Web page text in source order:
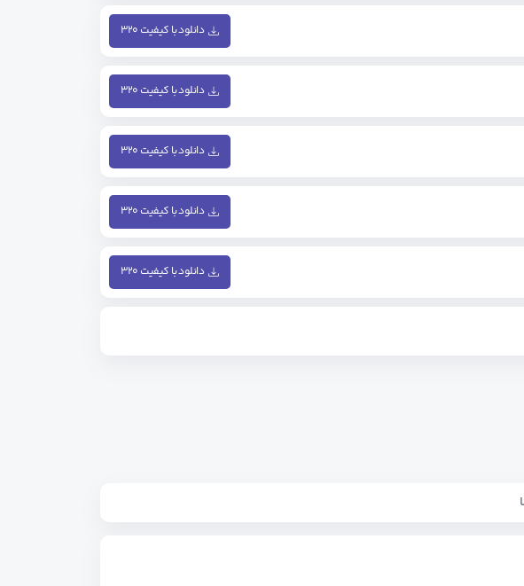
دانلود با کیفیت ۳۲۰
دانلود با کیفیت ۳۲۰
دانلود با کیفیت ۳۲۰
دانلود با کیفیت ۳۲۰
دانلود با کیفیت ۳۲۰